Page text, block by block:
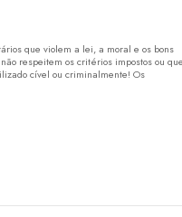
que violem a lei, a moral e os bons
respeitem os critérios impostos ou que
cível ou criminalmente! Os